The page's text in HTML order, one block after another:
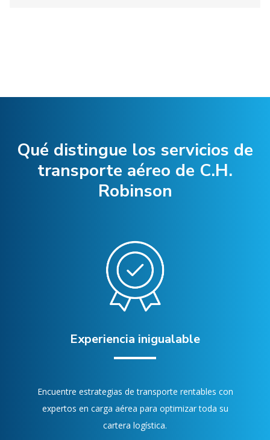
Qué distingue los servicios de
transporte aéreo de C.H.
Robinson
Experiencia inigualable
Encuentre estrategias de transporte rentables con
expertos en carga aérea para optimizar toda su
cartera logística.